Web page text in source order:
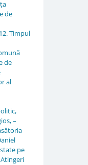
de
Timpul
de
al
–
pe